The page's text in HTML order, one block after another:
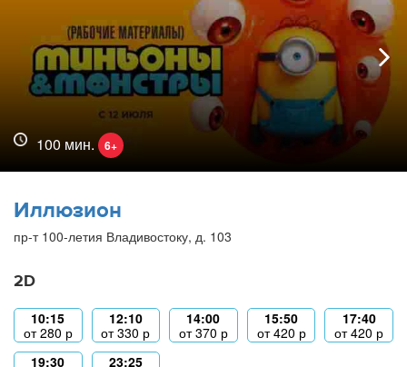
100 мин. 6+
Иллюзион
пр-т 100-летия Владивостоку, д. 103
2D
10:15
от280 р
12:10
от330 р
14:00
от370 р
15:50
от420 р
17:40
от420 р
19:30
23:25